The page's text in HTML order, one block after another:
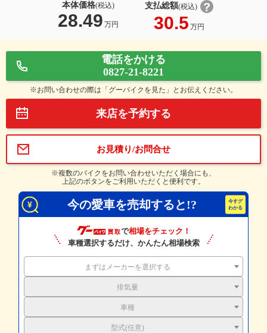
本体価格(税込)
28.49 万円
支払総額(税込)
30.5 万円
電話をかける
0827-21-8221
※お問い合わせの際は「グーバイクを見た」とお伝えください。
来店を予約する
お見積り/お問合せ
※複数のバイクをお問い合わせいただく場合にも、
上記のボタンをご利用いただくと便利です。
今の愛車を売却すると!?
で相場をチェック！
車種選択するだけ、かんたん相場検索
まずはメーカーを選択する
排気量
車種
型式(任意)